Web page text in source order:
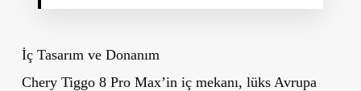
İç Tasarım ve Donanım
Chery Tiggo 8 Pro Max’in iç mekanı, lüks Avrupa